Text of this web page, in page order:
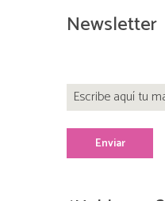
Newsletter